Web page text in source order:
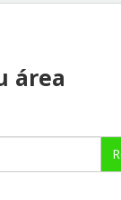
área